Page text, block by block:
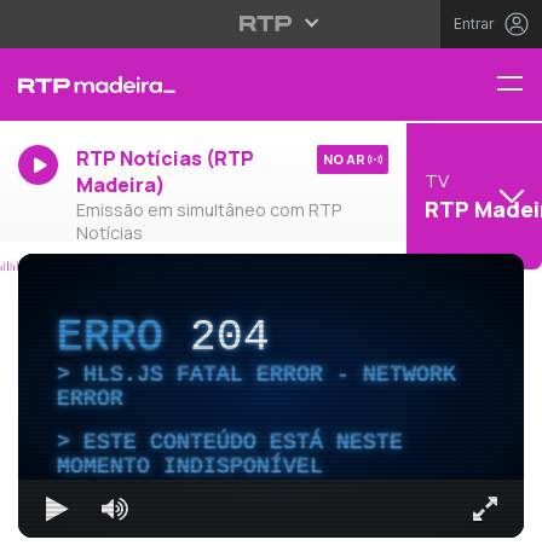
Entrar
RTP Notícias (RTP
Madeira)
Emissão em simultâneo com RTP
Notícias
NO AR
TV
RTP
ERRO204
HLS.JS FATAL ERROR - NETWORK
ERROR
ESTE CONTEÚDO ESTÁ NESTE
MOMENTO INDISPONÍVEL